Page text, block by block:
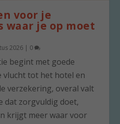
voor je
waar je op moet
2026 | 0
begint met goede
vlucht tot het hotel en
verzekering, overal valt
dat zorgvuldig doet,
krijgt meer waar voor